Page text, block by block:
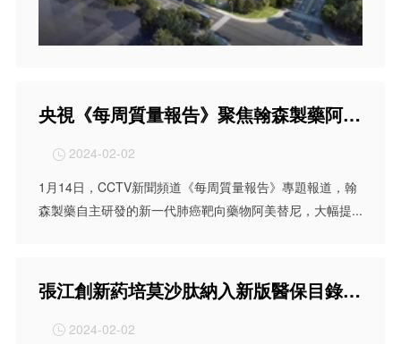
央視《每周質量報告》聚焦翰森製藥阿美替尼：知識產權，創新點亮生活
 2024-02-02
1月14日，CCTV新聞頻道《每周質量報告》專題報道，翰
森製藥自主研發的新一代肺癌靶向藥物阿美替尼，大幅提...
張江創新葯培莫沙肽納入新版醫保目錄，首張醫保處方在滬開出
 2024-02-02